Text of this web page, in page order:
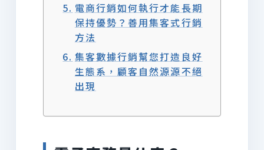
電商行銷如何執行才能長期
保持優勢？善用集客式行銷
方法
集客數據行銷幫您打造良好
生態系，顧客自然源源不絕
出現